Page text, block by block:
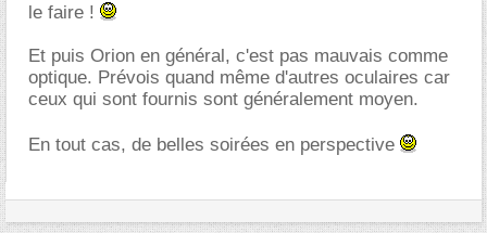
le faire !
Et puis Orion en général, c'est pas mauvais comme
optique. Prévois quand même d'autres oculaires car
ceux qui sont fournis sont généralement moyen.
En tout cas, de belles soirées en perspective